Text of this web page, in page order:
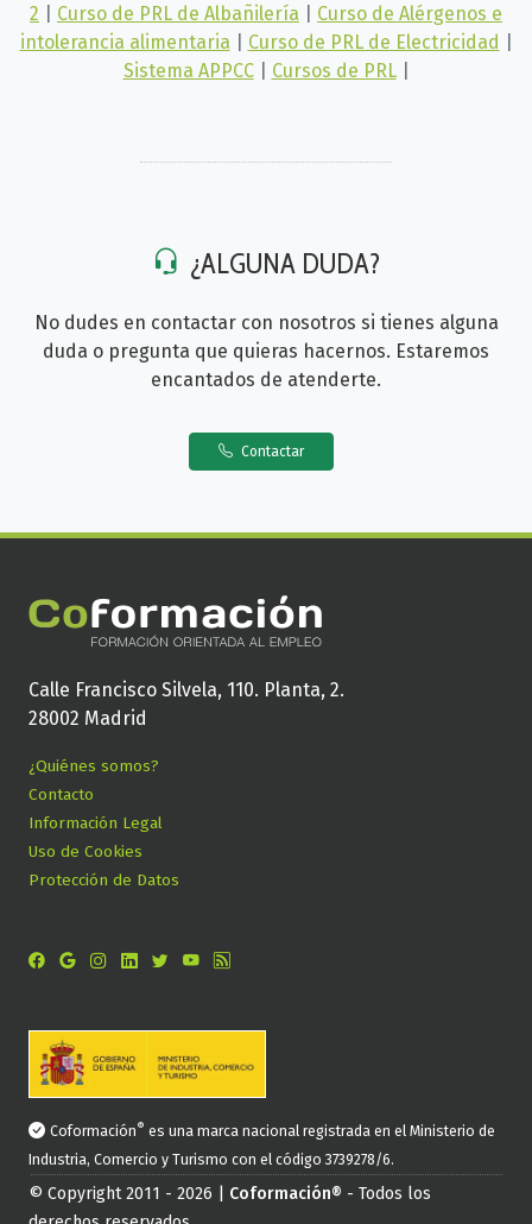
2
Curso de PRL de Albañilería
Curso de Alérgenos e
intolerancia alimentaria
Curso de PRL de Electricidad
Sistema APPCC
Cursos de PRL
¿ALGUNA DUDA?
No dudes en contactar con nosotros si tienes alguna
duda o pregunta que quieras hacernos. Estaremos
encantados de atenderte.
Contactar
Calle Francisco Silvela, 110. Planta, 2.
28002 Madrid
¿Quiénes somos?
Contacto
Información Legal
Uso de Cookies
Protección de Datos
Coformación® es una marca nacional registrada en el Ministerio de
Industria, Comercio y Turismo con el código 3739278/6.
© Copyright 2011 - 2026 | Coformación® - Todos los